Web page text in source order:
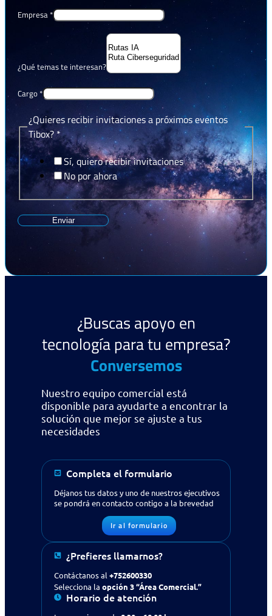
Empresa *
¿Qué temas te interesan?
Cargo *
¿Quieres recibir invitaciones a próximos eventos
Tibox?*
Sí, quiero recibir invitaciones
No por ahora
Enviar
¿Buscas apoyo en
tecnología para tu empresa?
Conversemos
Nuestro equipo comercial está
disponible para ayudarte a encontrar la
solución que mejor se ajuste a tus
necesidades
Completa el formulario
Déjanos tus datos y uno de nuestros ejecutivos
se pondrá en contacto contigo a la brevedad
Ir al formulario
¿Prefieres llamarnos?
Contáctanos al +752600330
Selecciona la opción 3 “Área Comercial.”
Horario de atención
¿Buscas apoyo en tecnología
para tu empresa?Contáctanos
Solicitud de contacto
IR AL FORMULARIO